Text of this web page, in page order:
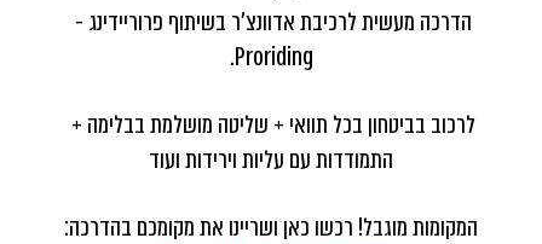
הדרכה מעשית לרכיבת אדוונצ'ר בשיתוף פרוריידינג -
Proriding.
לרכוב בביטחון בכל תוואי + שליטה מושלמת בבלימה +
התמודדות עם עליות וירידות ועוד